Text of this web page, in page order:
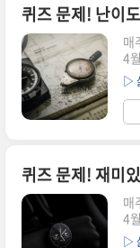
분
셨
개
느
방
정
기
퀴즈 문제! 난이
매
4
드
들
최
리
발
인
은
자
▷
퀴즈 문제! 재미
매
4
드
▷